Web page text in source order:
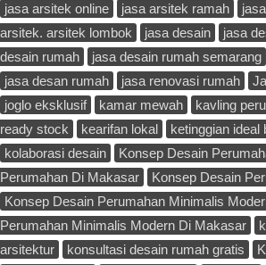
jasa arsitek online
jasa arsitek ramah
arsitek. arsitek lombok
jasa desain jasa
desain rumah
jasa desain rumah semarang
jasa desan rumah
jasa renovasi rumah
joglo eksklusif
kamar mewah kavling
ready stock
kearifan lokal ketinggian ideal
kolaborasi desain
Konsep Desain
Perumahan Di Makasar
Konsep Desain
Konsep Desain Perumahan Minimalis
Perumahan Minimalis Modern Di Makasar
arsitektur
konsultasi desain rumah gratis